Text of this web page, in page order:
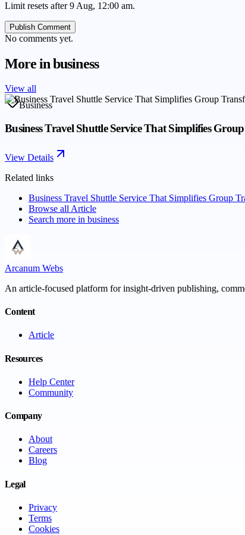
Limit resets after 9 Aug, 12:00 am.
Publish Comment
No comments yet.
More inbusiness
View all
Business
Business Travel Shuttle Service That Simplifies
View Details
Related links
Business Travel Shuttle Service That Simplifies Group
Browse all Article
Search more in business
Arcanum Webs
An article-focused platform for insight-driven publishing,
Content
Article
Resources
Help Center
Community
Company
About
Careers
Blog
Legal
Privacy
Terms
Cookies